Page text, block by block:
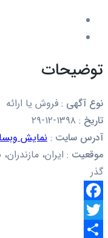
توضیحات
نوع آگهی : فروش یا ارائه
تاریخ :
آدرس سایت :نمایش
موقعیت : ایران،
گذر
Facebook
Twitter